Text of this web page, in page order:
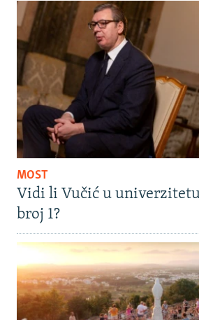
MOST
Vidi li Vučić u
broj 1?